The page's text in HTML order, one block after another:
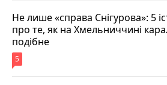
Не лише «справа Снігурова»: 5
про те, як на Хмельниччині
подібне
5